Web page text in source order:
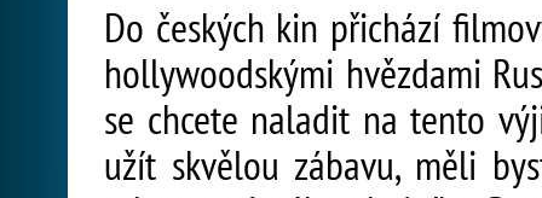
Do českých kin přichází
hollywoodskými hvězdami
se chcete naladit na tento
užít skvělou zábavu, měli